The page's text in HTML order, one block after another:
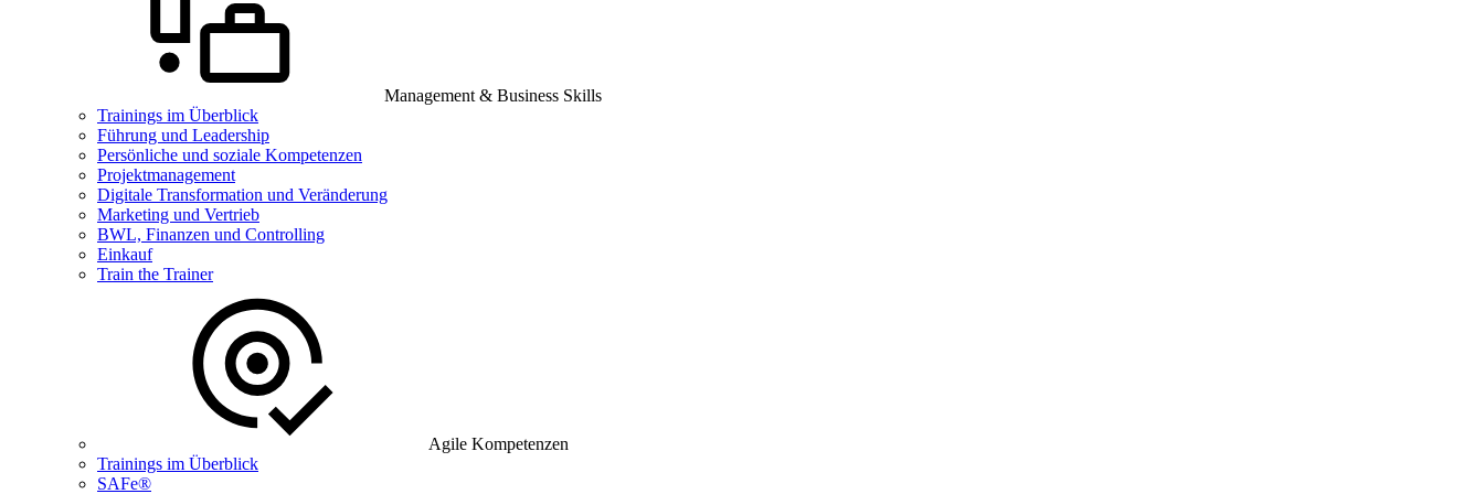
Management & Business Skills
Trainings im Überblick
Führung und Leadership
Persönliche und soziale Kompetenzen
Projektmanagement
Digitale Transformation und Veränderung
Marketing und Vertrieb
BWL, Finanzen und Controlling
Einkauf
Train the Trainer
Agile Kompetenzen
Trainings im Überblick
SAFe®